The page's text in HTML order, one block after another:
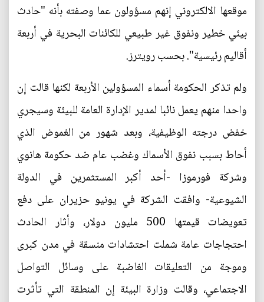
موقعها الالكتروني إنهم مسؤولون عما وصفته بأنه "حادث
بيئي خطير ونفوق غير طبيعي للكائنات البحرية في أربعة
أقاليم رئيسية". بحسب رويترز.
ولم تذكر الحكومة أسماء المسؤولين الأربعة لكنها قالت إن
واحدا منهم يعمل نائبا لمدير الإدارة العامة للبيئة وسيجري
خفض درجته الوظيفية، وبعد شهور من الغموض الذي
أحاط بسبب نفوق الأسماك وغضب عام ضد حكومة هانوي
وشركة فورموزا -أحد أكبر المستثمرين في الدولة
الشيوعية- وافقت الشركة في يونيو حزيران على دفع
تعويضات قيمتها 500 مليون دولار، وأثار الحادث
احتجاجات عامة شملت احتشادات منسقة في مدن كبرى
وموجة من التعليقات الغاضبة على وسائل التواصل
الاجتماعي، وقالت وزارة البيئة إن المنطقة التي تأثرت